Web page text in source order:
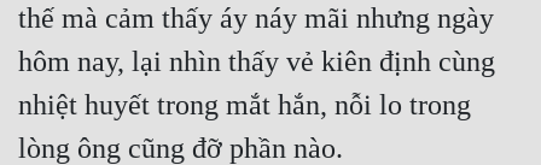
thế mà cảm thấy áy náy mãi nhưng ngày
hôm nay, lại nhìn thấy vẻ kiên định cùng
nhiệt huyết trong mắt hắn, nỗi lo trong
lòng ông cũng đỡ phần nào.